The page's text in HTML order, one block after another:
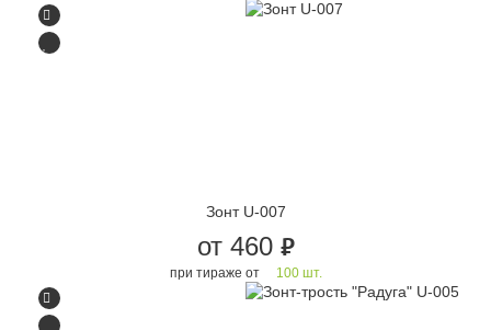
Зонт U-007
от 460 руб.
при тираже от 100 шт.